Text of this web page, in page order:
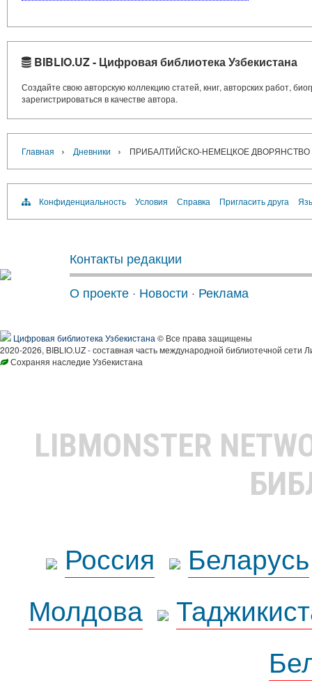
BIBLIO.UZ - Цифровая библиотека Узбекистана
Создайте свою авторскую коллекцию статей, книг, авторских работ,
зарегистрироваться в качестве автора.
Главная › Дневники › ПРИБАЛТИЙСКО-НЕМЕЦКОЕ ДВОРЯНСТВО
Конфиденциальность Условия Справка Пригласить друга
Контакты редакции
О проекте · Новости · Реклама
Цифровая библиотека Узбекистана © Все права защищены
2020-2026, BIBLIO.UZ - составная часть международной библиотечной сети
Сохраняя наследие Узбекистана
LIBMONSTER
Россия
Беларусь
Молдова